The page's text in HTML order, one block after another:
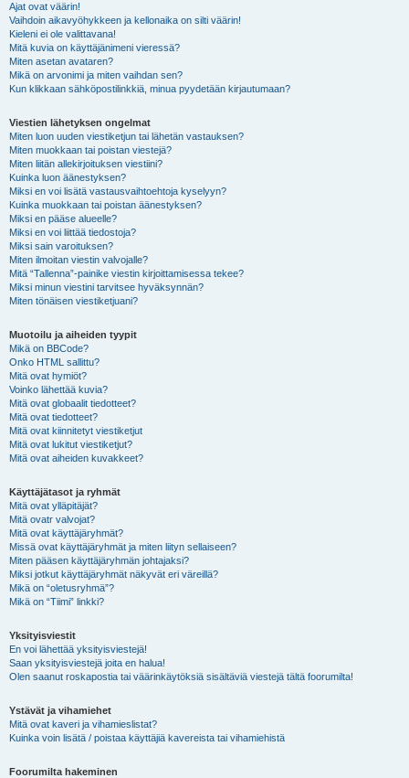
Ajat ovat väärin!
Vaihdoin aikavyöhykkeen ja kellonaika on silti väärin!
Kieleni ei ole valittavana!
Mitä kuvia on käyttäjänimeni vieressä?
Miten asetan avataren?
Mikä on arvonimi ja miten vaihdan sen?
Kun klikkaan sähköpostilinkkiä, minua pyydetään kirjautumaan?
Viestien lähetyksen ongelmat
Miten luon uuden viestiketjun tai lähetän vastauksen?
Miten muokkaan tai poistan viestejä?
Miten liitän allekirjoituksen viestiini?
Kuinka luon äänestyksen?
Miksi en voi lisätä vastausvaihtoehtoja kyselyyn?
Kuinka muokkaan tai poistan äänestyksen?
Miksi en pääse alueelle?
Miksi en voi liittää tiedostoja?
Miksi sain varoituksen?
Miten ilmoitan viestin valvojalle?
Mitä “Tallenna”-painike viestin kirjoittamisessa tekee?
Miksi minun viestini tarvitsee hyväksynnän?
Miten tönäisen viestiketjuani?
Muotoilu ja aiheiden tyypit
Mikä on BBCode?
Onko HTML sallittu?
Mitä ovat hymiöt?
Voinko lähettää kuvia?
Mitä ovat globaalit tiedotteet?
Mitä ovat tiedotteet?
Mitä ovat kiinnitetyt viestiketjut
Mitä ovat lukitut viestiketjut?
Mitä ovat aiheiden kuvakkeet?
Käyttäjätasot ja ryhmät
Mitä ovat ylläpitäjät?
Mitä ovatr valvojat?
Mitä ovat käyttäjäryhmät?
Missä ovat käyttäjäryhmät ja miten liityn sellaiseen?
Miten pääsen käyttäjäryhmän johtajaksi?
Miksi jotkut käyttäjäryhmät näkyvät eri väreillä?
Mikä on “oletusryhmä”?
Mikä on “Tiimi” linkki?
Yksityisviestit
En voi lähettää yksityisviestejä!
Saan yksityisviestejä joita en halua!
Olen saanut roskapostia tai väärinkäytöksiä sisältäviä viestejä tältä foorumilta!
Ystävät ja vihamiehet
Mitä ovat kaveri ja vihamieslistat?
Kuinka voin lisätä / poistaa käyttäjiä kavereista tai vihamiehistä
Foorumilta hakeminen